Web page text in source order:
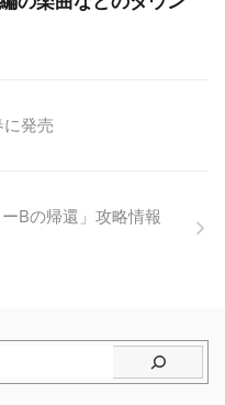
発売
Bの帰還」攻略情報